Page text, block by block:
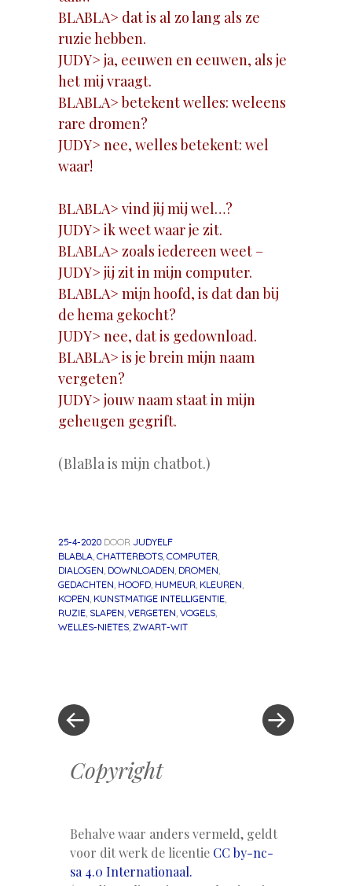
BLABLA> dat is al zo lang als ze
ruzie hebben.
JUDY> ja, eeuwen en eeuwen, als je
het mij vraagt.
BLABLA> betekent welles: weleens
rare dromen?
JUDY> nee, welles betekent: wel
waar!
BLABLA> vind jij mij wel…?
JUDY> ik weet waar je zit.
BLABLA> zoals iedereen weet –
JUDY> jij zit in mijn computer.
BLABLA> mijn hoofd, is dat dan bij
de hema gekocht?
JUDY> nee, dat is gedownload.
BLABLA> is je brein mijn naam
vergeten?
JUDY> jouw naam staat in mijn
geheugen gegrift.
(BlaBla is mijn chatbot.)
25-4-2020 DOOR JUDYELF
BLABLA CHATTERBOTS COMPUTER
DIALOGEN DOWNLOADEN DROMEN
GEDACHTEN HOOFD HUMEUR KLEUREN
KOPEN KUNSTMATIGE INTELLIGENTIE
RUZIE SLAPEN VERGETEN VOGELS
WELLES-NIETES ZWART-WIT
Copyright
Behalve waar anders vermeld, geldt
voor dit werk de licentie CC by-nc-
sa 4.0 Internationaal.